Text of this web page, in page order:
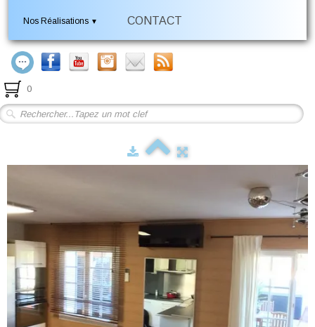
Nos Réalisations ▼ CONTACT
0